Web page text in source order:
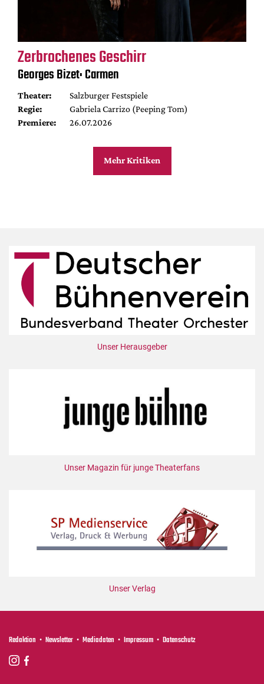
Zerbrochenes Geschirr
Georges Bizet: Carmen
Theater:
Salzburger Festspiele
Regie:
Gabriela Carrizo (Peeping Tom)
Premiere:
26.07.2026
Mehr Kritiken
Unser Herausgeber
Unser Magazin für junge Theaterfans
Unser Verlag
Redaktion Newsletter Mediadaten Impressum Datenschutz